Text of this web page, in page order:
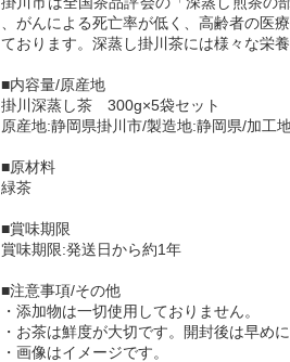
、がんによる死亡率が低く、高齢者の
ております。深蒸し掛川茶には様々な栄
■内容量/原産地
掛川深蒸し茶 300g×5袋セット
原産地:静岡県掛川市/製造地:静岡県/加工
■原材料
緑茶
■賞味期限
賞味期限:発送日から約1年
■注意事項/その他
・添加物は一切使用しておりません。
・お茶は鮮度が大切です。開封後は早め
・画像はイメージです。